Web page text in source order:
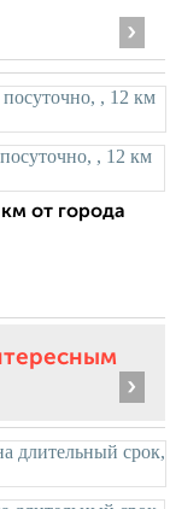
›
от города
›